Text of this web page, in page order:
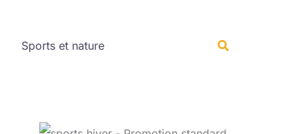
Sports et nature